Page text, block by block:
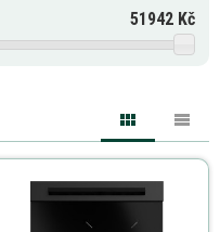
51942 Kč